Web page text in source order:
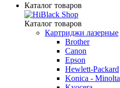
Каталог товаров
Каталог товаров
Картриджи лазерные
Brother
Canon
Epson
Hewlett-Packard
Konica - Minolta